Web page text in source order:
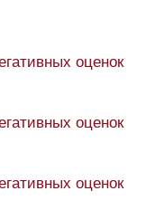
оценок
оценок
оценок